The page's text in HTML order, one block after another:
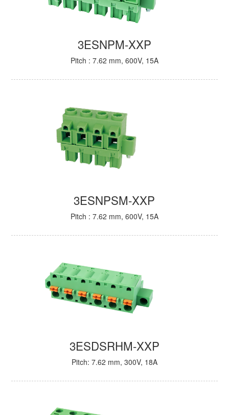
3ESNPM-XXP
Pitch : 7.62 mm, 600V, 15A
3ESNPSM-XXP
Pitch : 7.62 mm, 600V, 15A
3ESDSRHM-XXP
Pitch: 7.62 mm, 300V, 18A